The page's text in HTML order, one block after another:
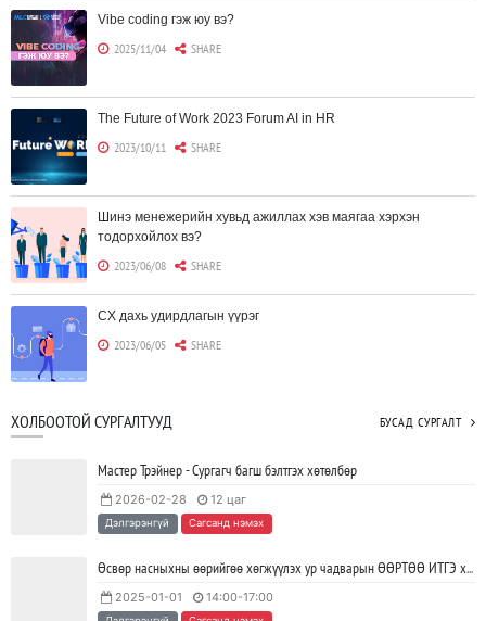
Vibe coding гэж юу вэ?
2025/11/04 SHARE
The Future of Work 2023 Forum AI in HR
2023/10/11 SHARE
Шинэ менежерийн хувьд ажиллах хэв маягаа хэрхэн
тодорхойлох вэ?
2023/06/08 SHARE
CX дахь удирдлагын үүрэг
2023/06/05 SHARE
Борлуулагчид "ЮҮЛҮҮР"-т төвлөрөх шаардлагагүй болж
2023/06/02 SHARE
Тодорхойгүй цаг үед CEO нар хэрхэн инновацийг дэмжих вэ?
JAVA программчлалын хэлний олимпиад амжилттай зохион
ХОЛБООТОЙ СУРГАЛТУУД БУСАД СУРГАЛТ
Мастер Трэйнер - Сургагч багш бэлтгэх хөтөлбөр
2026-02-28 12 цаг
Дэлгэрэнгүй Сагсанд нэмэх
Өсвөр насныхны өөрийгөө хөгжүүлэх ур чадварын ӨӨРТӨӨ ИТГЭ хөтөлбөр
2025-01-01 14:00-17:00